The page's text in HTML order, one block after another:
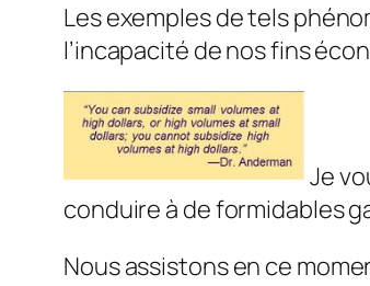
Les exemples de tels
l’incapacité de nos fins
Je
conduire à de formidables
Nous assistons en ce